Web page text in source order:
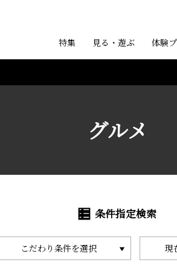
特集 見る・遊ぶ 体験
グルメ
条件指定検索
こだわり条件を選択 現